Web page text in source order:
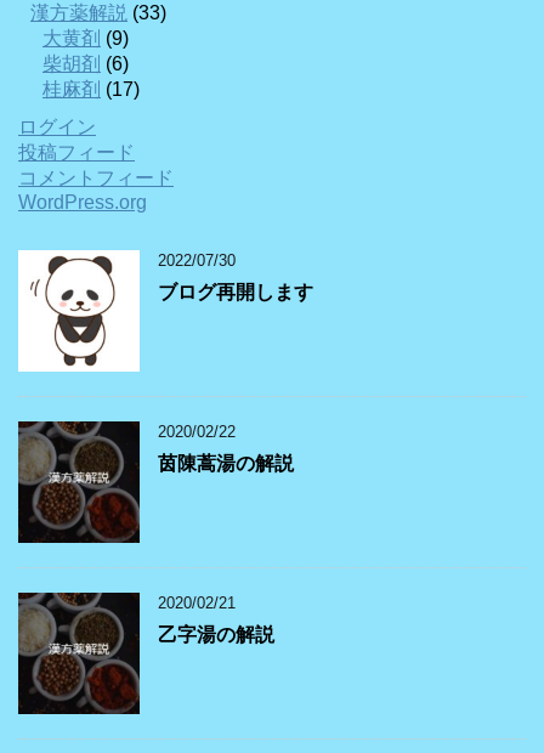
漢方薬解説 (33)
大黄剤 (9)
柴胡剤 (6)
桂麻剤 (17)
ログイン
投稿フィード
コメントフィード
WordPress.org
2022/07/30
ブログ再開します
2020/02/22
茵陳蒿湯の解説
2020/02/21
乙字湯の解説